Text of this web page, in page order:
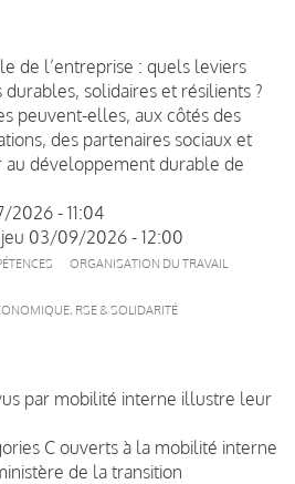
de l’entreprise : quels leviers
solidaires et résilients ?
peuvent-elles, aux côtés des
des partenaires sociaux et
au développement durable de
2026 - 11:04
jeu 03/09/2026 - 12:00
ORGANISATION DU TRAVAIL
RSE & SOLIDARITÉ
par mobilité interne illustre leur
C ouverts à la mobilité interne
de la transition